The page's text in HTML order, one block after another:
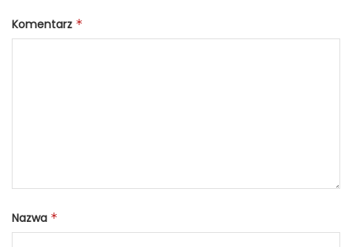
Komentarz *
Nazwa *